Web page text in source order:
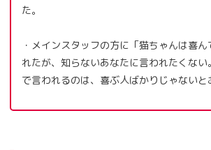
た。
・メインスタッフの方に「猫ちゃんは喜
れたが、知らないあなたに言われたくない
で言われるのは、喜ぶ人ばかりじゃないと